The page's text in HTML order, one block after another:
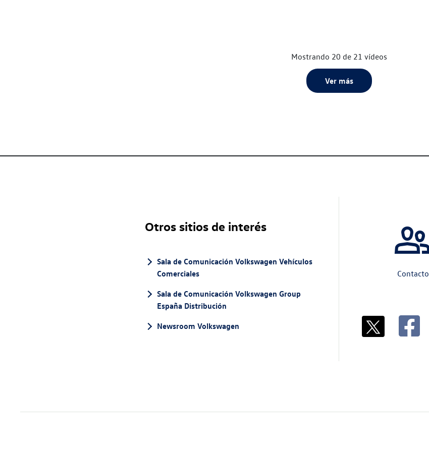
Mostrando 20 de 21 vídeos
Ver más
Otros sitios de interés
Sala de Comunicación Volkswagen Vehículos
Comerciales
Sala de Comunicación Volkswagen Group
España Distribución
Newsroom Volkswagen
Contacto